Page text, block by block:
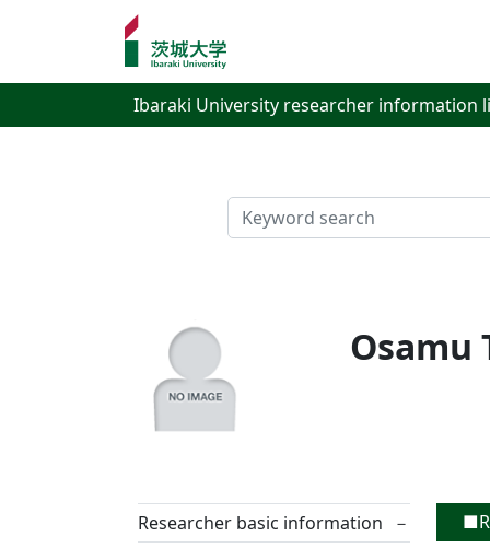
Ibaraki University researcher information
検索
Osamu
Researcher basic information
－